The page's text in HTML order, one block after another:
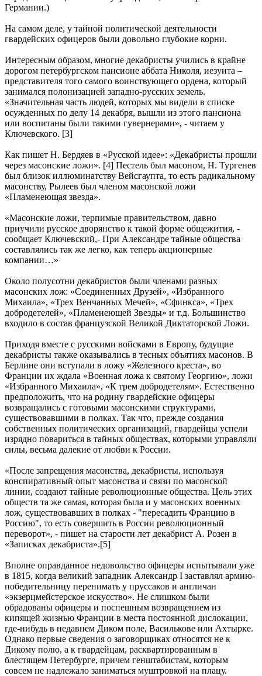
Германии.)
На самом деле, у тайной политической деятельности
гвардейских офицеров были довольно глубокие корни.
Интересным образом, многие декабристы учились в крайне
дорогом петербургском пансионе аббата Николя, иезуита –
представителя того самого воинствующего ордена, который
занимался полонизацией западно-русских земель.
«Значительная часть людей, которых мы видели в списке
осужденных по делу 14 декабря, вышли из этого пансиона
или воспитаны были такими гувернерами», - читаем у
Ключевского. [3]
Как пишет Н. Бердяев в «Русской идее»: «Декабристы прошли
через масонские ложи». [4] Пестель был масоном, Н. Тургенев
был близок иллюминатству Вейсгаупта, то есть радикальному
масонству, Рылеев был членом масонской ложи
«Пламенеющая звезда».
«Масонские ложи, терпимые правительством, давно
приучили русское дворянство к такой форме общежития, -
сообщает Ключевский,- При Александре тайные общества
составлялись так же легко, как теперь акционерные
компании…»
Около полусотни декабристов были членами разных
масонских лож: «Соединенных Друзей», «Избранного
Михаила», «Трех Венчанных Мечей», «Сфинкса», «Трех
добродетелей», «Пламенеющей Звезды» и т.д. Большинство
входило в состав французской Великой Диктаторской Ложи.
Приходя вместе с русскими войсками в Европу, будущие
декабристы также оказывались в тесных объятиях масонов. В
Берлине они вступали в ложу «Железного креста», во
Франции их ждала «Военная ложа к святому Георгию», ложи
«Избранного Михаила», «К трем добродетелям». Естественно
предположить, что на родину гвардейские офицеры
возвращались с готовыми масонскими структурами,
существовавшими в полках. Так что, прежде создания
собственных политических организаций, гвардейцы успели
изрядно повариться в тайных обществах, которыми управляли
силы, весьма далекие от любви к России.
«После запрещения масонства, декабристы, используя
конспиративный опыт масонства и связи по масонской
линии, создают тайные революционные общества. Цель этих
обществ та же самая, которая была и у масонских военных
лож, существовавших в полках - "пересадить Францию в
Россию", то есть совершить в России революционный
переворот», - пишет на старости лет декабрист А. Розен в
«Записках декабриста».[5]
Вполне оправданное недовольство офицеры испытывали уже
в 1815, когда великий западник Александр I заставлял армию-
победительницу перенимать у пруссаков и англичан
«экзерцмейстерское искусство». Не слишком были
обрадованы офицеры и поспешным возвращением из
кипящей жизнью Франции в места постоянной дислокации,
где-нибудь в недавнем Диком поле, Василькове или Ахтырке.
Однако первые сведения о заговорщиках относятся не к
Дикому полю, а к гвардейцам, расквартированным в
блестящем Петербурге, причем генштабистам, которым
совсем не надлежало заниматься муштровкой на плацу.